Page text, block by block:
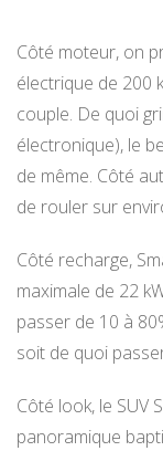
Côté moteur, on
électrique de 200
couple. De quoi
électronique), le
de même. Côté
de rouler sur
Côté recharge,
maximale de 22
passer de 10 à
soit de quoi
Côté look, le SUV
panoramique